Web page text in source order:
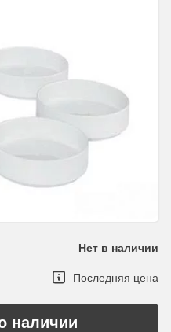
Нет в наличии
Последняя цена
наличии